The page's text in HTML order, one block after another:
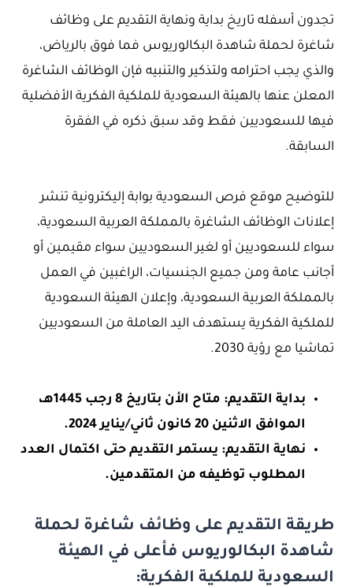
تجدون أسفله تاريخ بداية ونهاية التقديم على وظائف
شاغرة لحملة شاهدة البكالوريوس فما فوق بالرياض،
والذي يجب احترامه ولتذكير والتنبيه فإن الوظائف الشاغرة
المعلن عنها بالهيئة السعودية للملكية الفكرية الأفضلية
فيها للسعوديين فقط وقد سبق ذكره في الفقرة
السابقة.
للتوضيح موقع فرص السعودية بوابة إليكترونية تنشر
إعلانات الوظائف الشاغرة بالمملكة العربية السعودية،
سواء للسعوديين أو لغير السعوديين سواء مقيمين أو
أجانب عامة ومن جميع الجنسيات، الراغبين في العمل
بالمملكة العربية السعودية، وإعلان الهيئة السعودية
للملكية الفكرية يستهدف اليد العاملة من السعوديين
تماشيا مع رؤية 2030.
بداية التقديم: متاح الأن بتاريخ 8 رجب 1445هـ،
الموافق الاثنين 20 كانون ثاني/يناير 2024.
نهاية التقديم: يستمر التقديم حتى اكتمال العدد
المطلوب توظيفه من المتقدمين.
طريقة التقديم على وظائف شاغرة لحملة
شاهدة البكالوريوس فأعلى في الهيئة
السعودية للملكية الفكرية: